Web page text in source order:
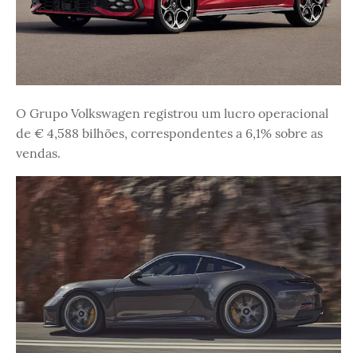
O Grupo Volkswagen registrou um lucro operacional
de € 4,588 bilhões, correspondentes a 6,1% sobre as
vendas.